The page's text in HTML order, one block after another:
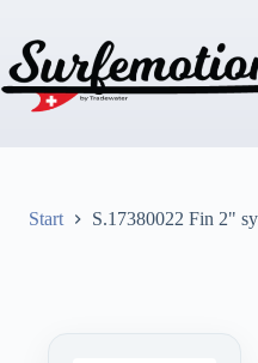
springen
Start S.17380022 Fin 2"